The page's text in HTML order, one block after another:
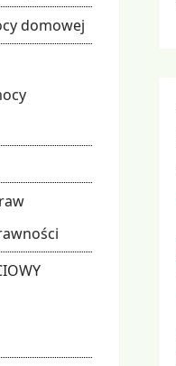
domowej